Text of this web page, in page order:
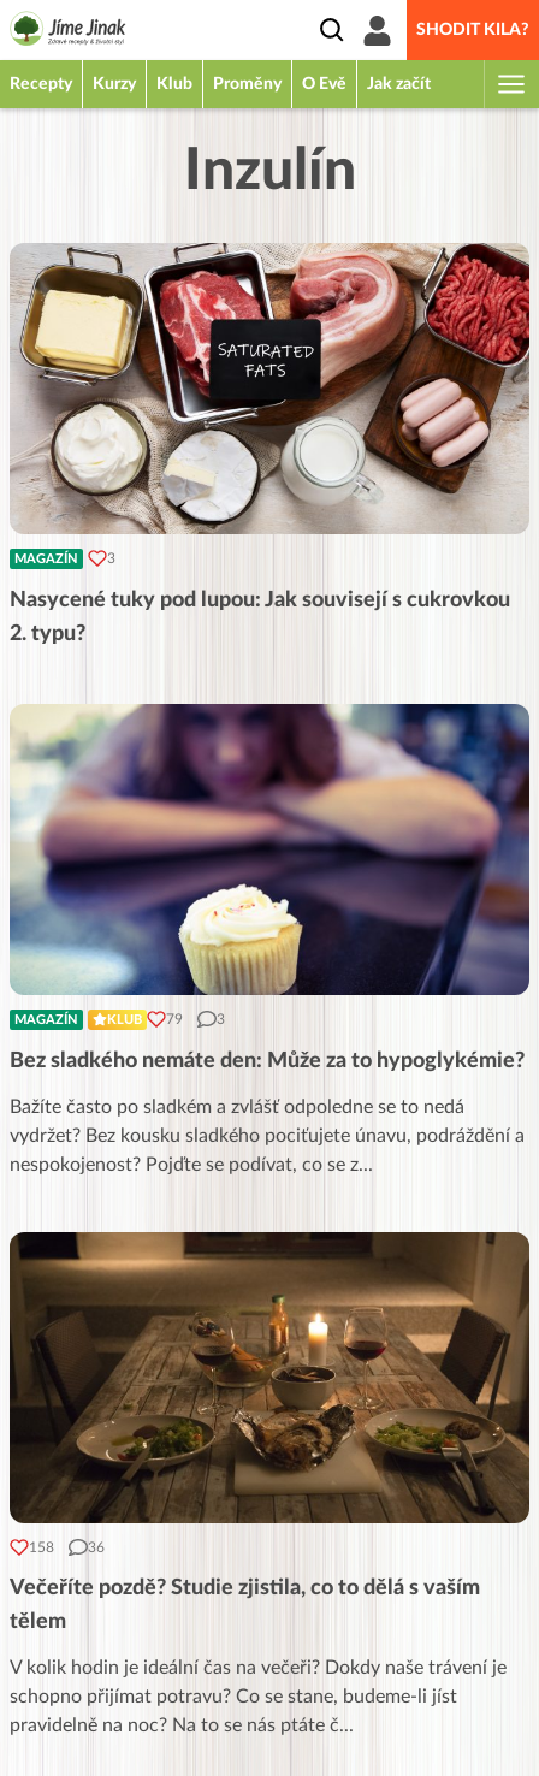
SHODIT KILA?
Recepty Kurzy Klub Proměny O Evě Jak začít
Inzulín
MAGAZÍN 3
Nasycené tuky pod lupou: Jak souvisejí s cukrovkou
2. typu?
MAGAZÍN KLUB 79 3
Bez sladkého nemáte den: Může za to hypoglykémie?
Bažíte často po sladkém a zvlášť odpoledne se to nedá
vydržet? Bez kousku sladkého pociťujete únavu, podráždění a
nespokojenost? Pojďte se podívat, co se z...
158 36
Večeříte pozdě? Studie zjistila, co to dělá s vaším
tělem
V kolik hodin je ideální čas na večeři? Dokdy naše trávení je
schopno přijímat potravu? Co se stane, budeme-li jíst
pravidelně na noc? Na to se nás ptáte č...